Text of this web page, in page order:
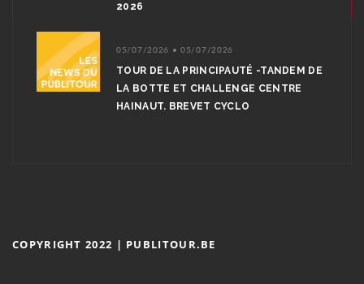
2026
05/07/2026 • 05/07/2026
TOUR DE LA PRINCIPAUTÉ -TANDEM DE
LA BOTTE ET CHALLENGE CENTRE
HAINAUT. BREVET CYCLO
COPYRIGHT 2022 | PUBLITOUR.BE